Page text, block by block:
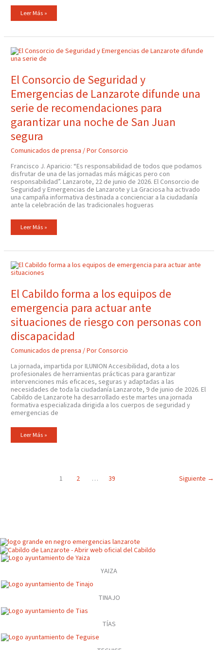
Leer Más »
El Consorcio de Seguridad y
Emergencias de Lanzarote difunde una
serie de recomendaciones para
garantizar una noche de San Juan
segura
Comunicados de prensa / PorConsorcio
Francisco J. Aparicio: “Es responsabilidad de todos que podamos
disfrutar de una de las jornadas más mágicas pero con
responsabilidad”. Lanzarote, 22 de junio de 2026. El Consorcio de
Seguridad y Emergencias de Lanzarote y La Graciosa ha activado
una campaña informativa destinada a concienciar a la ciudadanía
ante la celebración de las tradicionales hogueras
El
Consorcio
De
Emergencias
De
Lanzarote
Difunde
Una
Serie
De
Recomendaciones
Para
Una
Noche
De
San
Segura
Leer Más »
El Cabildo forma a los equipos de
emergencia para actuar ante
situaciones de riesgo con personas con
discapacidad
Comunicados de prensa / PorConsorcio
La jornada, impartida por ILUNION Accesibilidad, dota a los
profesionales de herramientas prácticas para garantizar
intervenciones más eficaces, seguras y adaptadas a las
necesidades de toda la ciudadanía Lanzarote, 9 de junio de 2026. El
Cabildo de Lanzarote ha desarrollado este martes una jornada
formativa especializada dirigida a los cuerpos de seguridad y
emergencias de
El
Cabildo
Forma
Equipos
De
Emergencia
Para
Actuar
Ante
Situaciones
De
Riesgo
Personas
Discapacidad
Leer Más »
1 2 … 39 Siguiente →
YAIZA
TINAJO
TÍAS